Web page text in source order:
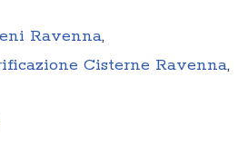
Ravenna,
Cisterne Ravenna,